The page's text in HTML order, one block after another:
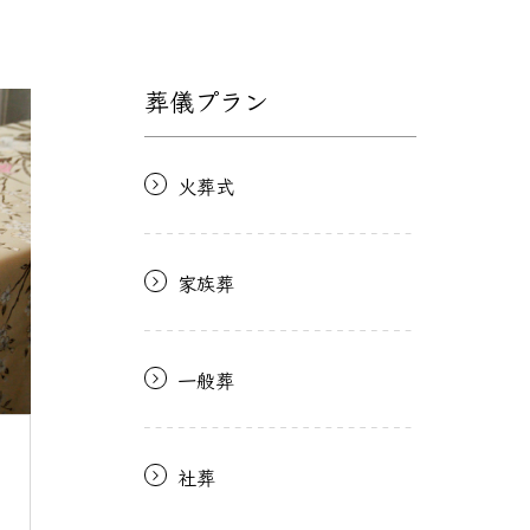
葬儀プラン
火葬式
家族葬
一般葬
社葬